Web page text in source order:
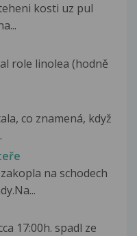
kosti uz pul
role linolea (hodně
co znamená, když
na schodech
17:00h. spadl ze